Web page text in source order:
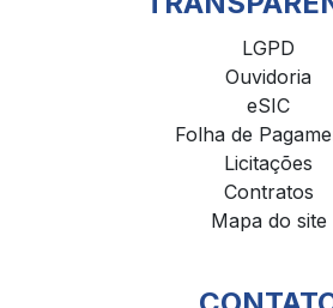
LGPD
Ouvidoria
eSIC
Folha de
Licitações
Contratos
Mapa do site